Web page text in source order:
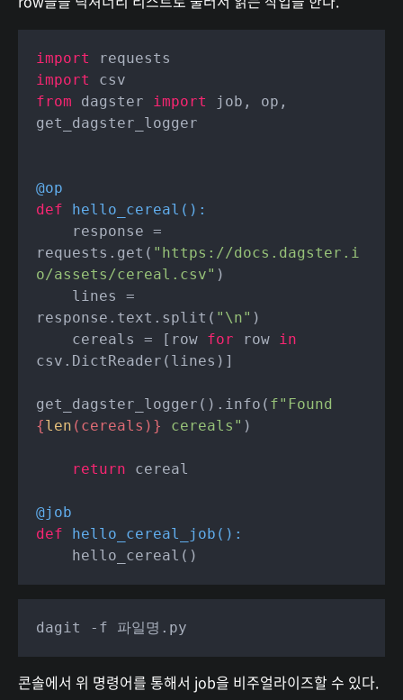
import
import
from dagster import
job, op,
get_dagster_logger
@op
def
hello_cereal ():
requests.get( "https://docs.dagster.i
o/assets/cereal.csv" )
response.text.split( "\n" )
    cereals = [row
for row in
csv.DictReader(lines)]
get_dagster_logger().info(
{len (cereals)} cereals" )
return cereal
@job
def
hello_cereal_job ():
    hello_cereal()
dagit -f 파일명.py
콘솔에서 위 명령어를 통해서 job을 비주얼라이즈할 수 있다.